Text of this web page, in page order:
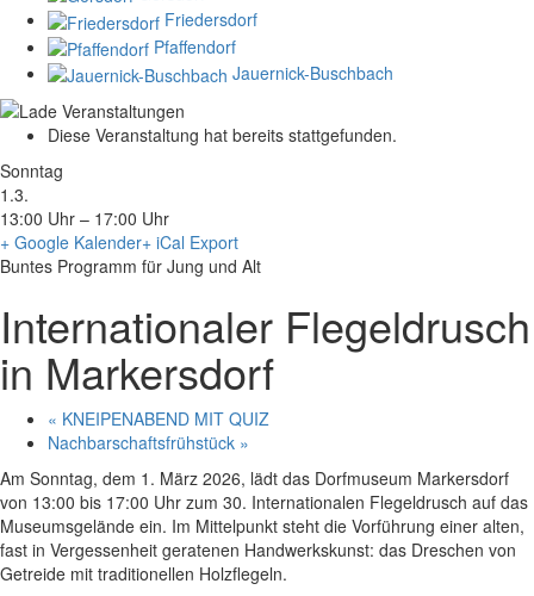
Friedersdorf
Pfaffendorf
Jauernick-Buschbach
Diese Veranstaltung hat bereits stattgefunden.
Sonntag
1.3.
13:00 Uhr – 17:00 Uhr
+ Google Kalender+ iCal Export
Buntes Programm für Jung und Alt
Internationaler Flegeldrusch
in Markersdorf
« KNEIPENABEND MIT QUIZ
Nachbarschaftsfrühstück »
Am Sonntag, dem 1. März 2026, lädt das Dorfmuseum Markersdorf
von 13:00 bis 17:00 Uhr zum 30. Internationalen Flegeldrusch auf das
Museumsgelände ein. Im Mittelpunkt steht die Vorführung einer alten,
fast in Vergessenheit geratenen Handwerkskunst: das Dreschen von
Getreide mit traditionellen Holzflegeln.